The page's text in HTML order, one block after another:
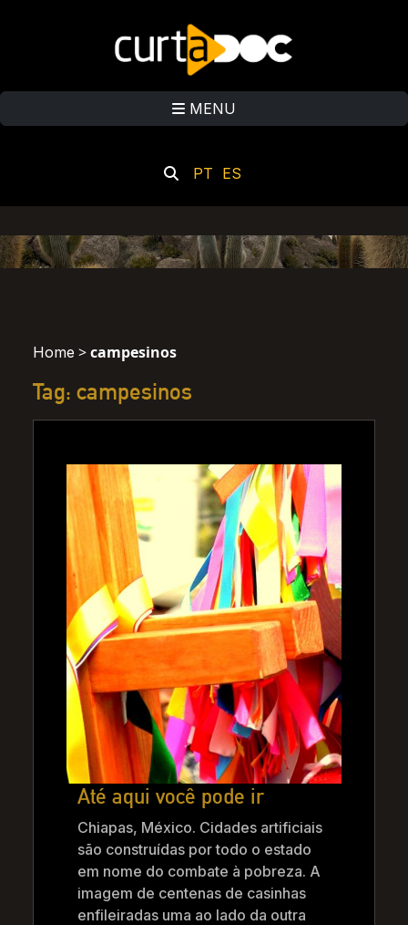
MENU
PT ES
Home >campesinos
Tag: campesinos
Até aqui você pode ir
Chiapas, México. Cidades artificiais
são construídas por todo o estado
em nome do combate à pobreza. A
imagem de centenas de casinhas
enfileiradas uma ao lado da outra